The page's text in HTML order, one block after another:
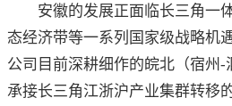
安徽的发展正面临长三角一
态经济带等一系列国家级战略机
公司目前深耕细作的皖北（宿州
承接长三角江浙沪产业集群转移